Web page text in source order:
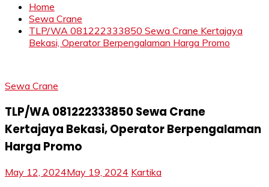
Home
Sewa Crane
TLP/WA 081222333850 Sewa Crane Kertajaya
Bekasi, Operator Berpengalaman Harga Promo
Sewa Crane
TLP/WA 081222333850 Sewa Crane
Kertajaya Bekasi, Operator Berpengalaman
Harga Promo
May 12, 2024May 19, 2024 Kartika